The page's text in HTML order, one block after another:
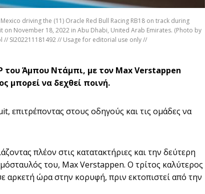
Mexico driving the (11) Oracle Red Bull Racing RB18 on track during
November 18, 2022 in Abu Dhabi, United Arab Emirates. (Photo by
// SI202211181492 // Usage for editorial use only //
του Άμπου Ντάμπι, με τον Max Verstappen
μπορεί να δεχθεί ποινή.
επιτρέποντας στους οδηγούς και τις ομάδες να
πλέον στις κατατακτήριες και την δεύτερη
του, Max Verstappen. Ο τρίτος καλύτερος
ώρα στην κορυφή, πριν εκτοπιστεί από την